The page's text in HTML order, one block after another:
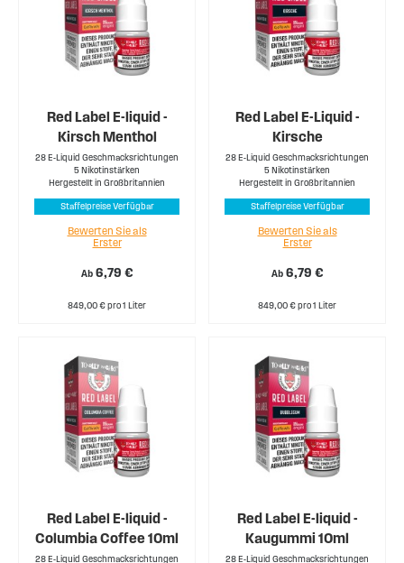
Red Label E-liquid -
Kirsch Menthol
28 E-Liquid Geschmacksrichtungen
5 Nikotinstärken
Hergestellt in Großbritannien
Staffelpreise Verfügbar
Ab 6,79 €
Bewerten Sie als
Erster
849,00 € pro 1 Liter
Red Label E-Liquid -
Kirsche
28 E-Liquid Geschmacksrichtungen
5 Nikotinstärken
Hergestellt in Großbritannien
Staffelpreise Verfügbar
Ab 6,79 €
Bewerten Sie als
Erster
849,00 € pro 1 Liter
Red Label E-liquid -
Columbia Coffee 10ml
28 E-Liquid Geschmacksrichtungen
Red Label E-liquid -
Kaugummi 10ml
28 E-Liquid Geschmacksrichtungen